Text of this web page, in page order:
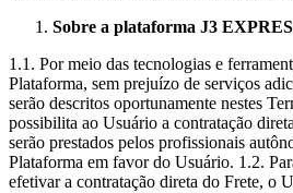
Sobre a plataforma J3
1.1. Por meio das tecnologias e
Plataforma, sem prejuízo de serviços
serão descritos oportunamente nestes
possibilita ao Usuário a contratação
serão prestados pelos profissionais
Plataforma em favor do Usuário. 1.2.
efetivar a contratação direta do Frete, o